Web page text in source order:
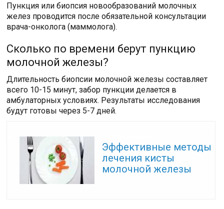
Пункция или биопсия новообразований молочных
желез проводится после обязательной консультации
врача-онколога (маммолога).
Сколько по времени берут пункцию
молочной железы?
Длительность биопсии молочной железы составляет
всего 10-15 минут, забор пункции делается в
амбулаторных условиях. Результаты исследования
будут готовы через 5-7 дней.
Эффективные методы
лечения кисты
молочной железы